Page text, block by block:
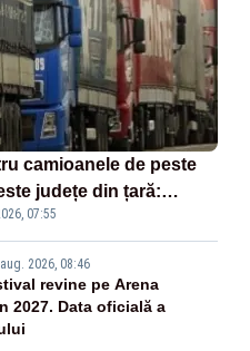
camioanele de peste
județe din țară:
luni, între orele
07:55
2026, 08:46
revine pe Arena
2027. Data oficială a